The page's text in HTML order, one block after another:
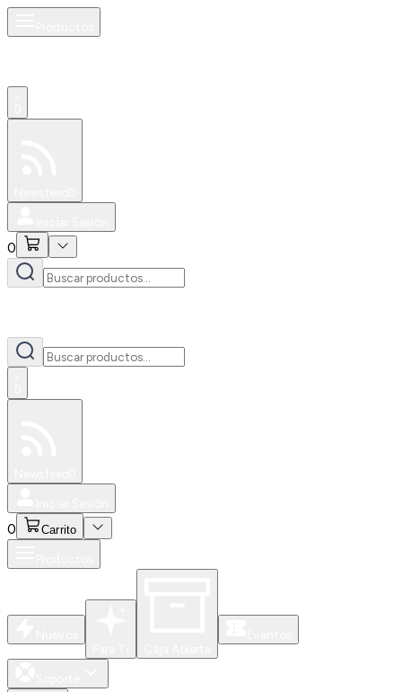
0
0 Carrito